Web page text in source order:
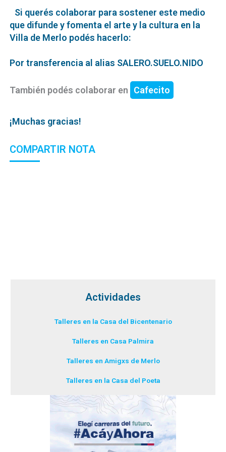
Si querés colaborar para sostener este medio
que difunde y fomenta el arte y la cultura en la
Villa de Merlo podés hacerlo:
Por transferencia al alias SALERO.SUELO.NIDO
También podés colaborar en Cafecito
¡Muchas gracias!
COMPARTIR NOTA
Actividades
Talleres en la Casa del Bicentenario
Talleres en Casa Palmira
Talleres en Amigxs de Merlo
Talleres en la Casa del Poeta